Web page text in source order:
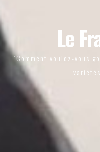
Le
"Comment voulez-vous